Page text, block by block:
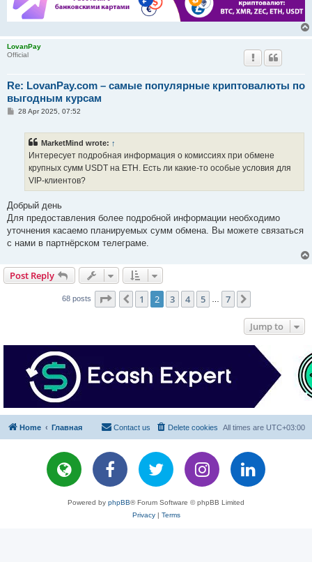
LovanPay
Official
Re: LovanPay.com – самые популярные криптовалюты по
выгодным курсам
P28 Apr 2025, 07:52
MarketMind wrote: ↑
Интересует подробная информация о комиссиях при обмене
крупных сумм USDT на ETH. Есть ли какие-то особые условия для
VIP-клиентов?
Добрый день
Для предоставления более подробной информации необходимо
уточнения касаемо планируемых сумм обмена. Вы можете связаться
с нами в партнёрском телеграме.
Post Reply
68 posts Page of 7
Previous
1 2 3 4 5 7
Jump to
Home Главная All times are UTC+03:00
Delete cookies
Contact us
Powered by phpBB® Forum Software © phpBB Limited
Privacy| Terms